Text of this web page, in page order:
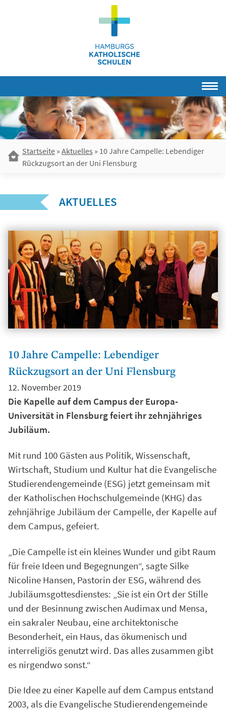
Startseite » Aktuelles » 10 Jahre Campelle: Lebendiger
Rückzugsort an der Uni Flensburg
AKTUELLES
10 Jahre Campelle: Lebendiger
Rückzugsort an der Uni Flensburg
12. November 2019
Die Kapelle auf dem Campus der Europa-
Universität in Flensburg feiert ihr zehnjähriges
Jubiläum.
Mit rund 100 Gästen aus Politik, Wissenschaft,
Wirtschaft, Studium und Kultur hat die Evangelische
Studierendengemeinde (ESG) jetzt gemeinsam mit
der Katholischen Hochschulgemeinde (KHG) das
zehnjährige Jubiläum der Campelle, der Kapelle auf
dem Campus, gefeiert.
„Die Campelle ist ein kleines Wunder und gibt Raum
für freie Ideen und Begegnungen“, sagte Silke
Nicoline Hansen, Pastorin der ESG, während des
Jubiläumsgottesdienstes: „Sie ist ein Ort der Stille
und der Besinnung zwischen Audimax und Mensa,
ein sakraler Neubau, eine architektonische
Besonderheit, ein Haus, das ökumenisch und
interreligiös genutzt wird. Das alles zusammen gibt
es nirgendwo sonst.“
Die Idee zu einer Kapelle auf dem Campus entstand
2003, als die Evangelische Studierendengemeinde